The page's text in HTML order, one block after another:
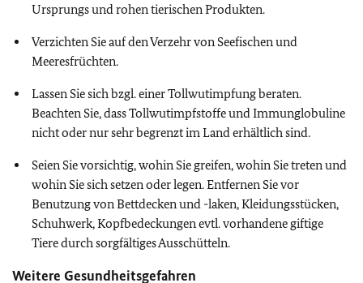
Ursprungs und rohen tierischen Produkten.
Verzichten Sie auf den Verzehr von Seefischen und
Meeresfrüchten.
Lassen Sie sich bzgl. einer Tollwutimpfung beraten.
Beachten Sie, dass Tollwutimpfstoffe und Immunglobuline
nicht oder nur sehr begrenzt im Land erhältlich sind.
Seien Sie vorsichtig, wohin Sie greifen, wohin Sie treten und
wohin Sie sich setzen oder legen. Entfernen Sie vor
Benutzung von Bettdecken und -laken, Kleidungsstücken,
Schuhwerk, Kopfbedeckungen evtl. vorhandene giftige
Tiere durch sorgfältiges Ausschütteln.
Weitere Gesundheitsgefahren